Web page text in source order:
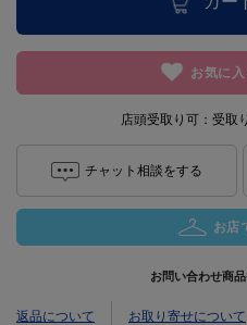
お気に
店頭受取り可： 受取
チャット相談をする
お店
お問い合わせ商品
返品について お取り寄せについて